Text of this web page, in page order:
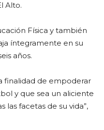
Alto.
Física y también
íntegramente en su
años.
finalidad de empoderar
y que sea un aliciente
las facetas de su vida”,